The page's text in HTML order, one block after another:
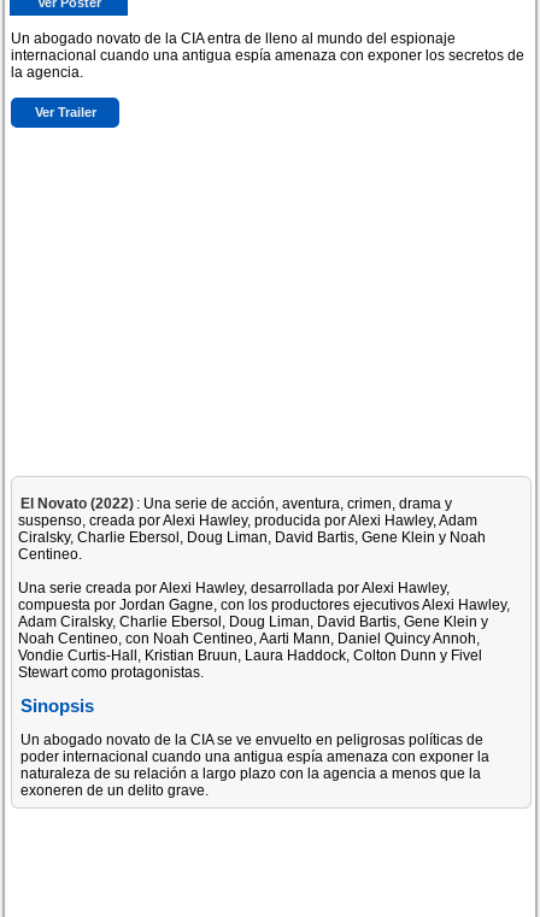
Un abogado novato de la CIA entra de lleno al mundo del espionaje
internacional cuando una antigua espía amenaza con exponer los secretos de
la agencia.
Ver Trailer
El Novato (2022) : Una serie de acción, aventura, crimen, drama y
suspenso, creada por Alexi Hawley, producida por Alexi Hawley, Adam
Ciralsky, Charlie Ebersol, Doug Liman, David Bartis, Gene Klein y Noah
Centineo.
Una serie creada por Alexi Hawley, desarrollada por Alexi Hawley,
compuesta por Jordan Gagne, con los productores ejecutivos Alexi Hawley,
Adam Ciralsky, Charlie Ebersol, Doug Liman, David Bartis, Gene Klein y
Noah Centineo, con Noah Centineo, Aarti Mann, Daniel Quincy Annoh,
Vondie Curtis-Hall, Kristian Bruun, Laura Haddock, Colton Dunn y Fivel
Stewart como protagonistas.
Sinopsis
Un abogado novato de la CIA se ve envuelto en peligrosas políticas de
poder internacional cuando una antigua espía amenaza con exponer la
naturaleza de su relación a largo plazo con la agencia a menos que la
exoneren de un delito grave.